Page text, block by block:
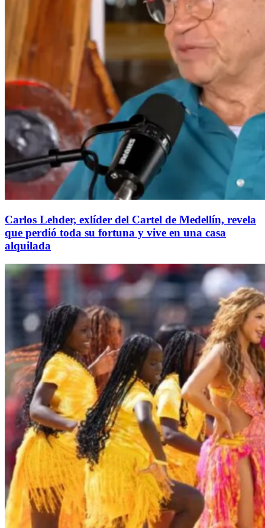
Carlos Lehder, exlíder del Cartel de Medellín, revela
que perdió toda su fortuna y vive en una casa
alquilada